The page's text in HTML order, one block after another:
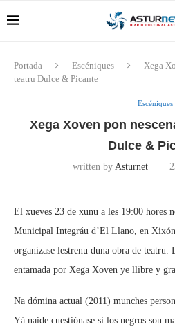
Portada Escéniques
Xega
teatru Dulce & Picante
Escéniques
Xega Xoven pon
Dulce &
written by Asturnet
El xueves 23 de xunu a les 19:00 hores
Municipal Integráu d’El Llano, en
organízase lestrenu duna obra de teatru.
entamada por Xega Xoven ye llibre y
Na dómina actual (2011) munches
Yá naide cuestiónase si los negros son